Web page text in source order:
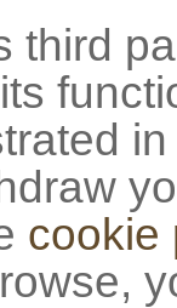
third
cookie